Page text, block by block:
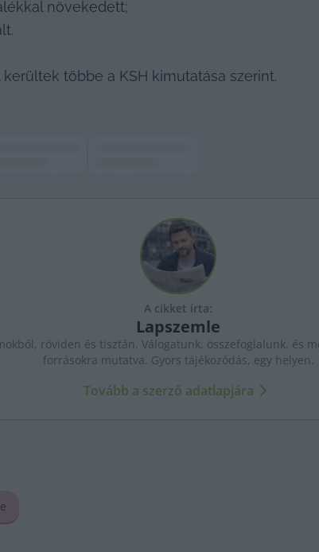
növekedett;
többe a KSH kimutatása szerint.
A cikket írta:
Lapszemle
röviden és tisztán. Válogatunk, összefoglalunk, és
forrásokra mutatva. Gyors tájékozódás, egy helyen.
Tovább a szerző adatlapjára